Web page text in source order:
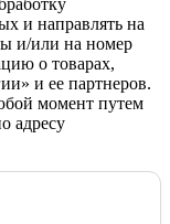
и направлять на
и/или на номер
о товарах,
и ее партнеров.
момент путем
адресу